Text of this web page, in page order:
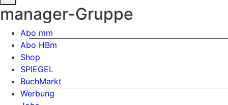
manager-Gruppe
Abo mm
Abo HBm
Shop
SPIEGEL
BuchMarkt
Werbung